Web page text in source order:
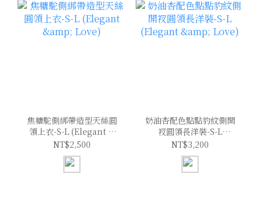
焦糖駝側綁帶造型天絲圓
領上衣-S-L (Elegant &
Love)
NT$2,500
奶油杏配色點點豹紋側開
衩圓領長洋裝-S-L
(Elegant & Love)
NT$3,200